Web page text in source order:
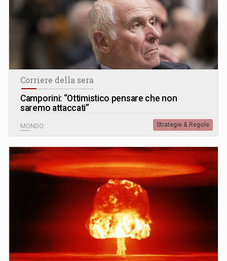
Corriere della sera
Camporini: “Ottimistico pensare che non
saremo attaccati”
MONDO Strategie & Regole